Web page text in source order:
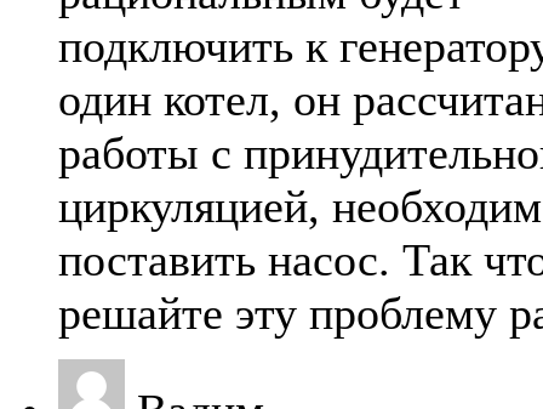
подключить к
один котел, он
работы с
циркуляцией,
поставить насос. Так
решайте эту проблему